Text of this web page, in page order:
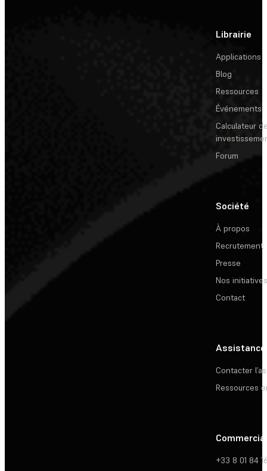
Librairie
Applications
Blog
Ressources
Événements
Calculateur
Forum
Société
À propos
Recrutement
Presse
Nos initiatives
Contact
Assistance
Contacter
Ressources
Commercial
+33 8 01 84